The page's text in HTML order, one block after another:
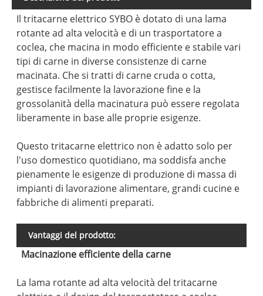
Il tritacarne elettrico SYBO è dotato di una lama
rotante ad alta velocità e di un trasportatore a
coclea, che macina in modo efficiente e stabile vari
tipi di carne in diverse consistenze di carne
macinata. Che si tratti di carne cruda o cotta,
gestisce facilmente la lavorazione fine e la
grossolanità della macinatura può essere regolata
liberamente in base alle proprie esigenze.
Questo tritacarne elettrico non è adatto solo per
l'uso domestico quotidiano, ma soddisfa anche
pienamente le esigenze di produzione di massa di
impianti di lavorazione alimentare, grandi cucine e
fabbriche di alimenti preparati.
Vantaggi del prodotto:
Macinazione efficiente della carne
La lama rotante ad alta velocità del tritacarne